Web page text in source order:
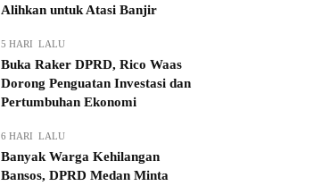
Alihkan untuk Atasi Banjir
5 HARI LALU
Buka Raker DPRD, Rico Waas
Dorong Penguatan Investasi dan
Pertumbuhan Ekonomi
6 HARI LALU
Banyak Warga Kehilangan
Bansos, DPRD Medan Minta